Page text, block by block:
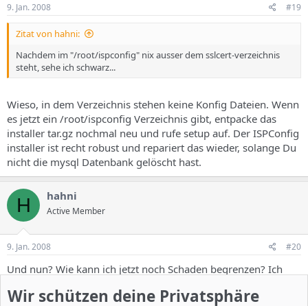
9. Jan. 2008 #19
Zitat von hahni:
Nachdem im "/root/ispconfig" nix ausser dem sslcert-verzeichnis
steht, sehe ich schwarz...
Wieso, in dem Verzeichnis stehen keine Konfig Dateien. Wenn
es jetzt ein /root/ispconfig Verzeichnis gibt, entpacke das
installer tar.gz nochmal neu und rufe setup auf. Der ISPConfig
installer ist recht robust und repariert das wieder, solange Du
nicht die mysql Datenbank gelöscht hast.
H hahni
Active Member
9. Jan. 2008 #20
Und nun? Wie kann ich jetzt noch Schaden begrenzen? Ich
An die MySQL-Datenbank komme ich nicht mehr ran, oder?
Wir schützen deine Privatsphäre